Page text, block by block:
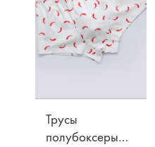
Контакты
Оплата
Возврат
Трусы
полубоксеры